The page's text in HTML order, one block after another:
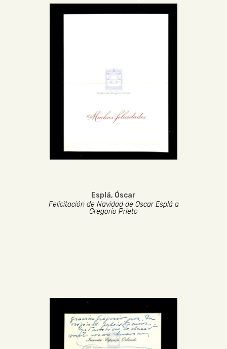
Esplá, Óscar
Felicitación de Navidad de Oscar Esplá a
Gregorio Prieto